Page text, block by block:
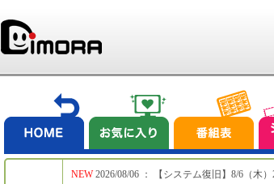
NEW2026/08/06 ： 【システム復旧】8/6（